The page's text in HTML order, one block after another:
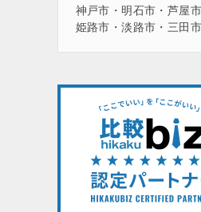
神戸市・明石市・芦屋
姫路市・淡路市・三田